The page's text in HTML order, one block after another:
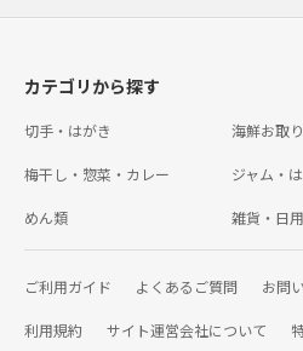
カテゴリから探す
切手・はがき 海鮮お取
梅干し・惣菜・カレー ジャム・
めん類 雑貨・日
ご利用ガイド よくあるご質問 お問
利用規約 サイト運営会社について